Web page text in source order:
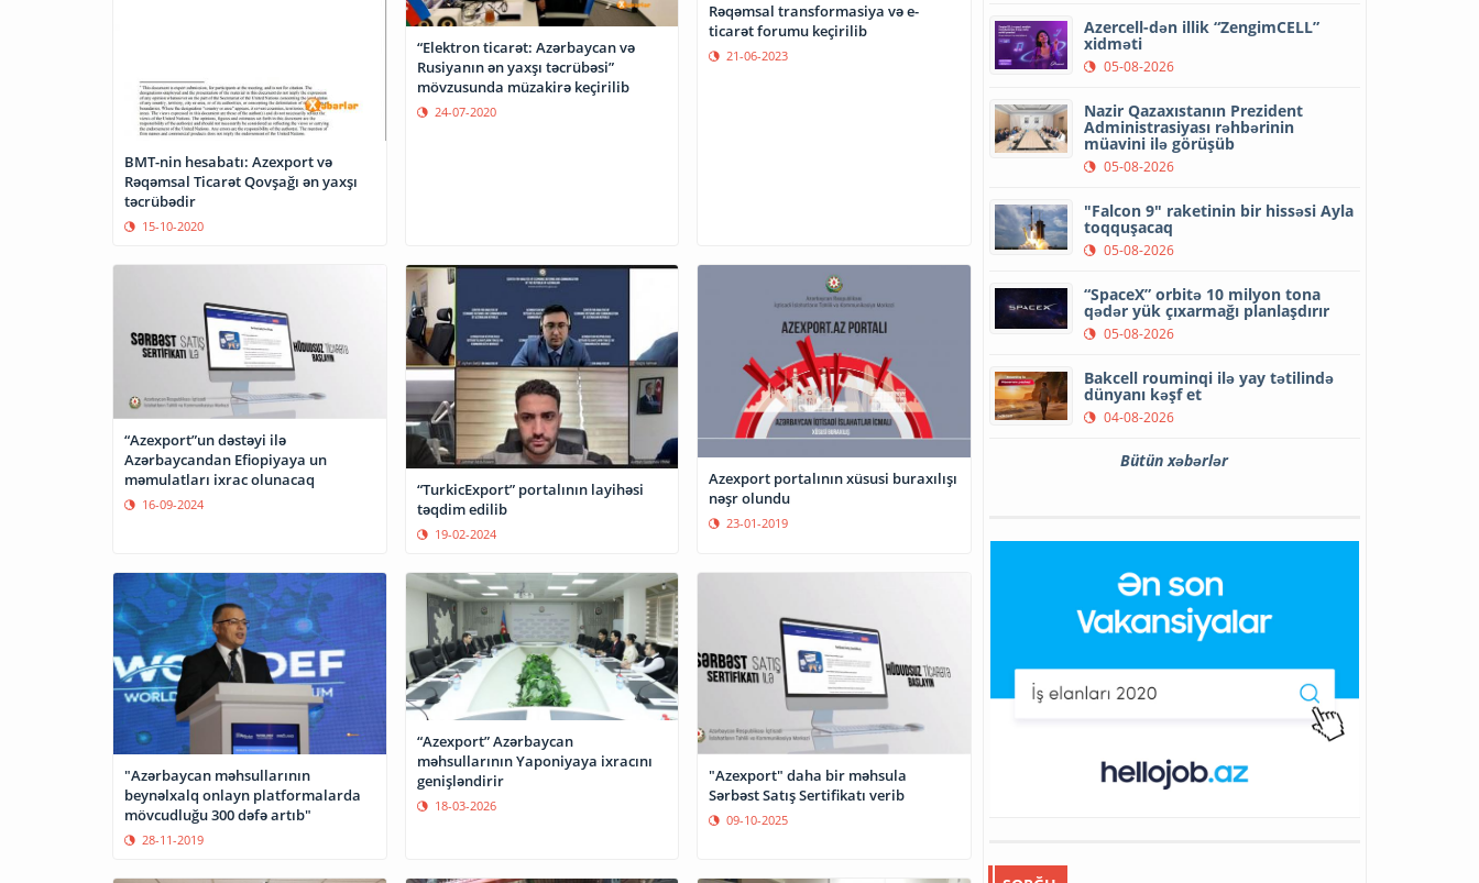
BMT-nin hesabatı: Azexport və
Rəqəmsal Ticarət Qovşağı ən yaxşı
təcrübədir
15-10-2020
“Elektron ticarət: Azərbaycan və
Rusiyanın ən yaxşı təcrübəsi”
mövzusunda müzakirə keçirilib
24-07-2020
Rəqəmsal transformasiya və e-
ticarət forumu keçirilib
21-06-2023
“Azexport”un dəstəyi ilə
Azərbaycandan Efiopiyaya un
məmulatları ixrac olunacaq
16-09-2024
“TurkicExport” portalının layihəsi
təqdim edilib
19-02-2024
Azexport portalının xüsusi buraxılışı
nəşr olundu
23-01-2019
"Azərbaycan məhsullarının
beynəlxalq onlayn platformalarda
mövcudluğu 300 dəfə artıb"
28-11-2019
“Azexport” Azərbaycan
məhsullarının Yaponiyaya ixracını
genişləndirir
18-03-2026
"Azexport" daha bir məhsula
Sərbəst Satış Sertifikatı verib
09-10-2025
Azercell-dən illik “ZengimCELL”
xidməti
05-08-2026
Nazir Qazaxıstanın Prezident
Administrasiyası rəhbərinin
müavini ilə görüşüb
05-08-2026
"Falcon 9" raketinin bir hissəsi Ayla
toqquşacaq
05-08-2026
“SpaceX” orbitə 10 milyon tona
qədər yük çıxarmağı planlaşdırır
05-08-2026
Bakcell rouminqi ilə yay tətilində
dünyanı kəşf et
04-08-2026
Bütün xəbərlər